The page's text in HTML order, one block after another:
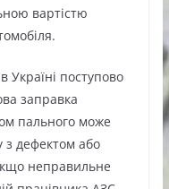
вартістю
Україні поступово
заправка
пального може
з дефектом або
неправильне